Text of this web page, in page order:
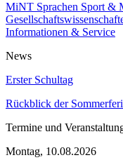
MiNT Sprachen Sport &
Informationen & Service
News
Erster Schultag
Rückblick der
Termine und
Montag, 10.08.2026